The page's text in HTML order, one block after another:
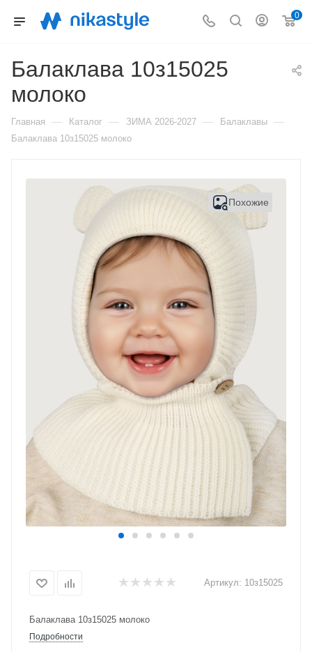
0
Балаклава 10з15025
молоко
Главная — Каталог — ЗИМА 2026-2027 — Балаклавы —
Балаклава 10з15025 молоко
Похожие
Артикул: 10з15025
Балаклава 10з15025 молоко
Подробности